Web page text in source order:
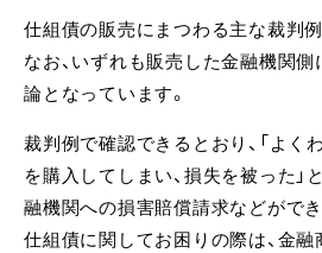
仕組債の販売にまつわる主な裁判
なお、いずれも販売した金融機関
論となっています。
裁判例で確認できるとおり、「よく
を購入してしまい、損失を被った」
融機関への損害賠償請求などがで
仕組債に関してお困りの際は、金